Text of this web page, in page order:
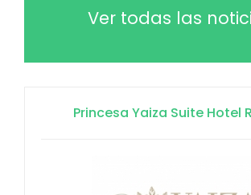
Ver todas las
Princesa Yaiza Suite Hotel